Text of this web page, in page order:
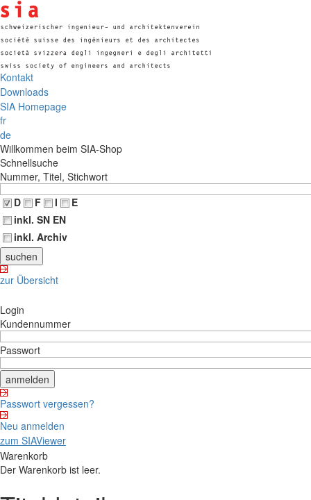
Kontakt
Downloads
SIA Homepage
fr
de
Willkommen beim SIA-Shop
Schnellsuche
Nummer, Titel, Stichwort
D
F I
E
inkl. SN EN
inkl. Archiv
zur Übersicht
Login
Kundennummer
Passwort
Passwort vergessen?
Neu anmelden
zum SIAViewer
Warenkorb
Der Warenkorb ist leer.